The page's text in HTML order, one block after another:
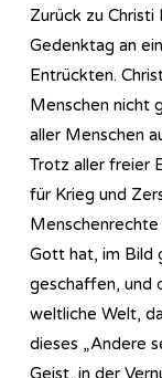
Zurück zu
Gedenktag an
Entrückten.
Menschen nicht
aller Menschen
Trotz aller freier
für Krieg und
Gott hat, im Bild
geschaffen, und
weltliche Welt,
dieses „Andere
Geist, in der